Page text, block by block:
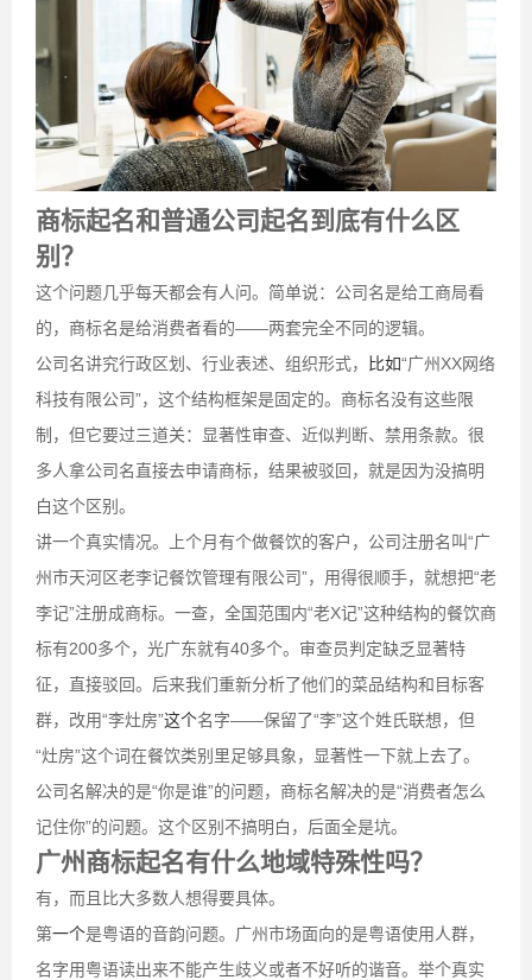
商标起名和普通公司起名到底有什么区
别？
这个问题几乎每天都会有人问。简单说：公司名是给工商局看
的，商标名是给消费者看的——两套完全不同的逻辑。
公司名讲究行政区划、行业表述、组织形式，
比如“广州XX网络
科技有限公司”，这个结构框架是固定的。商标名没有这些限
制，但它要过三道关：显著性审查、近似判断、禁用条款。很
多人拿公司名直接去申请商标，结果被驳回，就是因为没搞明
白这个区别。
讲一个真实情况。上个月有个做餐饮的客户，公司注册名叫“广
州市天河区老李记餐饮管理有限公司”，用得很顺手，就想把“老
李记”注册成商标。一查，全国范围内“老X记”这种结构的餐饮商
标有200多个，光广东就有40多个。审查员判定缺乏显著特
征，直接驳回。后来我们重新分析了他们的菜品结构和目标客
群，改用“李灶房”这个名字——保留了“李”这个姓氏联想，但
“灶房”这个词在餐饮类别里足够具象，显著性一下就上去了。
公司名解决的是“你是谁”的问题，商标名解决的是“消费者怎么
记住你”的问题。这个区别不搞明白，后面全是坑。
广州商标起名有什么地域特殊性吗？
有，而且比大多数人想得要具体。
第一个是粤语的音韵问题。广州市场面向的是粤语使用人群，
名字用粤语读出来不能产生歧义或者不好听的谐音。举个真实